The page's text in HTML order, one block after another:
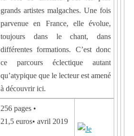
grands artistes malgaches. Une fois
parvenue en France, elle évolue,
toujours dans le chant, dans
différentes formations. C’est donc
ce parcours éclectique autant
qu’atypique que le lecteur est amené
à découvrir ici.
256 pages •
21,5 euros• avril 2019